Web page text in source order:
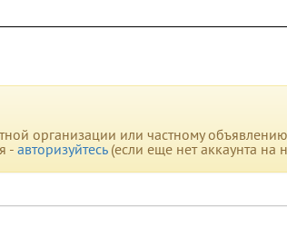
организации или частному
- авторизуйтесь(если еще нет аккаунта на